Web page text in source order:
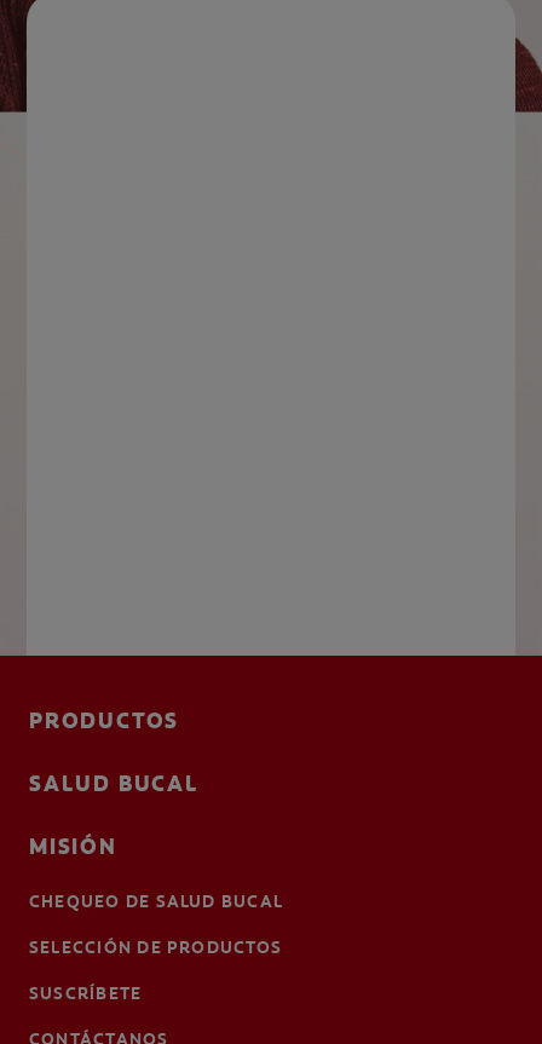
PRODUCTOS
SALUD BUCAL
MISIÓN
CHEQUEO DE SALUD BUCAL
SELECCIÓN DE PRODUCTOS
SUSCRÍBETE
CONTÁCTANOS